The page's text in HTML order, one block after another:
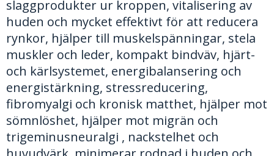
slaggprodukter ur kroppen, vitalisering av
huden och mycket effektivt för att reducera
rynkor, hjälper till muskelspänningar, stela
muskler och leder, kompakt bindväv, hjärt-
och kärlsystemet, energibalansering och
energistärkning, stressreducering,
fibromyalgi och kronisk matthet, hjälper mot
sömnlöshet, hjälper mot migrän och
trigeminusneuralgi , nackstelhet och